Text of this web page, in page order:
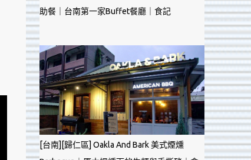
助餐｜台南第一家Buffet餐廳｜食記
[台南][歸仁區] Oakla And Bark 美式煙燻